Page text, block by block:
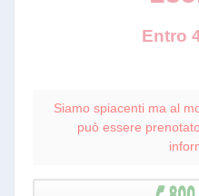
Entro
Siamo spiacenti ma al
può essere